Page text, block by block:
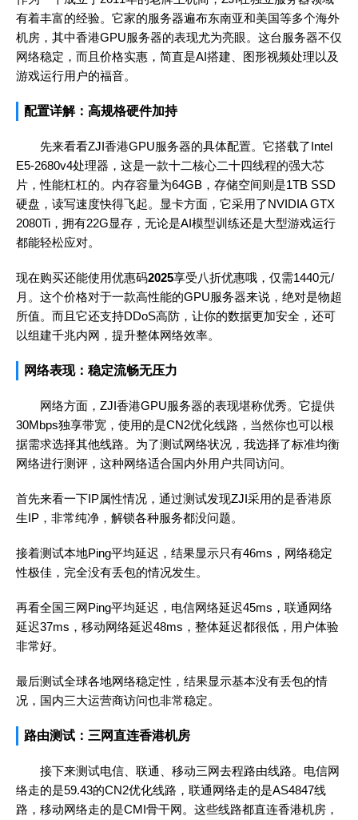
有着丰富的经验。它家的服务器遍布东南亚和美国等多个海外
机房，其中香港GPU服务器的表现尤为亮眼。这台服务器不仅
网络稳定，而且价格实惠，简直是AI搭建、图形视频处理以及
游戏运行用户的福音。
配置详解：高规格硬件加持
先来看看ZJI香港GPU服务器的具体配置。它搭载了Intel
E5-2680v4处理器，这是一款十二核心二十四线程的强大芯
片，性能杠杠的。内存容量为64GB，存储空间则是1TB SSD
硬盘，读写速度快得飞起。显卡方面，它采用了NVIDIA GTX
2080Ti，拥有22G显存，无论是AI模型训练还是大型游戏运行
都能轻松应对。
现在购买还能使用优惠码2025享受八折优惠哦，仅需1440元/
月。这个价格对于一款高性能的GPU服务器来说，绝对是物超
所值。而且它还支持DDoS高防，让你的数据更加安全，还可
以组建千兆内网，提升整体网络效率。
网络表现：稳定流畅无压力
网络方面，ZJI香港GPU服务器的表现堪称优秀。它提供
30Mbps独享带宽，使用的是CN2优化线路，当然你也可以根
据需求选择其他线路。为了测试网络状况，我选择了标准均衡
网络进行测评，这种网络适合国内外用户共同访问。
首先来看一下IP属性情况，通过测试发现ZJI采用的是香港原
生IP，非常纯净，解锁各种服务都没问题。
接着测试本地Ping平均延迟，结果显示只有46ms，网络稳定
性极佳，完全没有丢包的情况发生。
再看全国三网Ping平均延迟，电信网络延迟45ms，联通网络
延迟37ms，移动网络延迟48ms，整体延迟都很低，用户体验
非常好。
最后测试全球各地网络稳定性，结果显示基本没有丢包的情
况，国内三大运营商访问也非常稳定。
路由测试：三网直连香港机房
接下来测试电信、联通、移动三网去程路由线路。电信网
络走的是59.43的CN2优化线路，联通网络走的是AS4847线
路，移动网络走的是CMI骨干网。这些线路都直连香港机房，